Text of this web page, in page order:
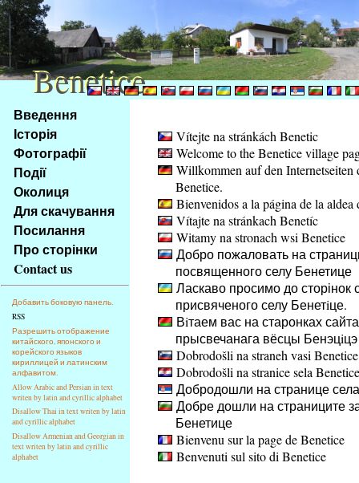
Na
obsah
stránky
Klávesové
zkratky
tomto
webu
základní
Hlavní
strana
Введення
Історія
Фотографії
Події
Околиця
Для скачування
Посилання
Про сторінки
Contact us
Добавить боковую панель.
RSS
Разрешить отображение
китайского, японского и
корейского языков
кириллицей и латинским
алфавитом.
Allow Arabic and Persian in text
writen by latin and cyrillic alphabet
Disallow Thai in text writen by latin
and cyrillic alphabet
Disallow Armenian and Georgian in
text writen by latin and cyrillic
alphabet
Vítejte na stránkách Benetic
Welcome to the Benetice village
Willkommen auf den Internetseiten
Benetice.
Bienvenidos a la página de la aldea
Vítajte na stránkach Benetíc
Witamy na stronach wsi Benetice
Добро пожаловать на
посвященного селу Бенетице
Ласкаво просимо до сторінок
присвяченого селу Бенетiце.
Вiтаем вас на старонках
прысвечанага вёсцы Бенэцiцэ
Dobrodošli na straneh vasi Benetice
Dobrodošli na stranice sela Benetice
Добродошли на странице
Добре дошли на страниците
Бенетице
Bienvenu sur la page de Benetice
Benvenuti sul sito di Benetice
Benetice
Benetice